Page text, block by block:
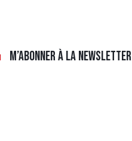
M’abonner à la newsletter